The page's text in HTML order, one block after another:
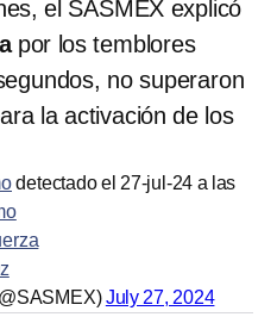
el SASMEX explicó
por los temblores
no superaron
la activación de los
detectado el 27-jul-24 a las
July 27, 2024